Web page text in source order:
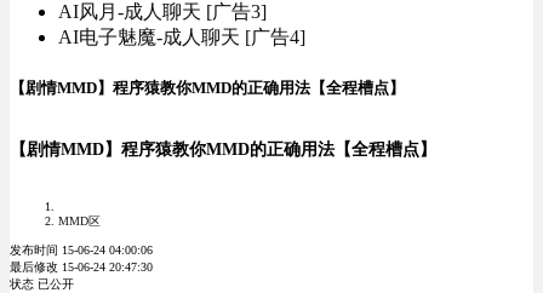
AI风月-成人聊天 [广告3]
AI电子魅魔-成人聊天 [广告4]
【剧情MMD】程序猿教你MMD的正确用法【全程槽点】
【剧情MMD】程序猿教你MMD的正确用法【全程槽点】
MMD区
发布时间 15-06-24 04:00:06
最后修改 15-06-24 20:47:30
状态 已公开